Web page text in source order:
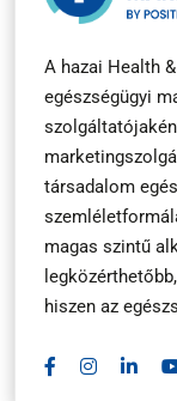
A hazai Health
egészségügyi
társadalom
magas szintű
hiszen az